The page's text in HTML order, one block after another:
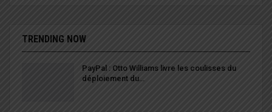
TRENDING NOW
PayPal : Otto Williams livre les coulisses du
déploiement du…